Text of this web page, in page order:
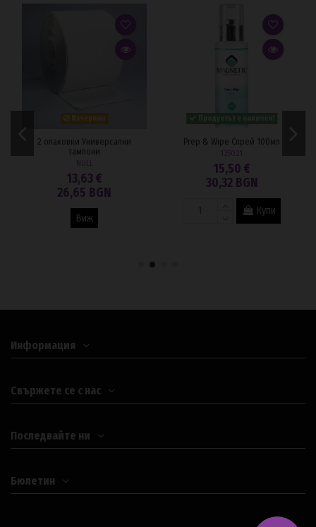
Изчерпан
2 опаковки Универсални
тампони
13,63 €
26,65 BGN
Виж
Prep & Wipe Спрей 100мл
15,50 €
30,32 BGN
Купи
Информация
Свържете се с нас
Последвайте ни
Бюлетин